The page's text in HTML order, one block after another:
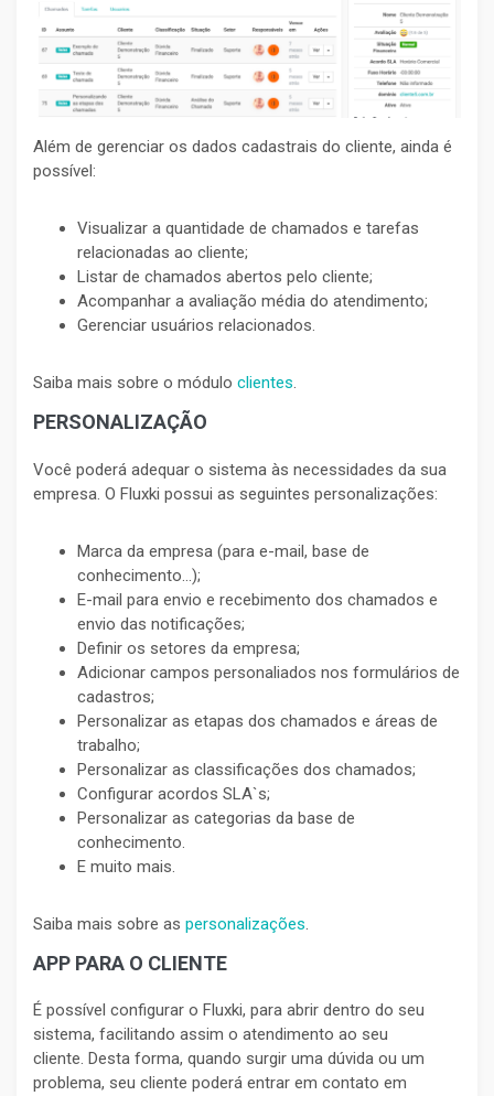
Além de gerenciar os dados cadastrais do cliente, ainda é
possível:
Visualizar a quantidade de chamados e tarefas
relacionadas ao cliente;
Listar de chamados abertos pelo cliente;
Acompanhar a avaliação média do atendimento;
Gerenciar usuários relacionados.
Saiba mais sobre o módulo clientes.
PERSONALIZAÇÃO
Você poderá adequar o sistema às necessidades da sua
empresa. O Fluxki possui as seguintes personalizações:
Marca da empresa (para e-mail, base de
conhecimento...);
E-mail para envio e recebimento dos chamados e
envio das notificações;
Definir os setores da empresa;
Adicionar campos personaliados nos formulários de
cadastros;
Personalizar as etapas dos chamados e áreas de
trabalho;
Personalizar as classificações dos chamados;
Configurar acordos SLA`s;
Personalizar as categorias da base de
conhecimento.
E muito mais.
Saiba mais sobre as personalizações.
APP PARA O CLIENTE
É possível configurar o Fluxki, para abrir dentro do seu
sistema, facilitando assim o atendimento ao seu
cliente. Desta forma, quando surgir uma dúvida ou um
problema, seu cliente poderá entrar em contato em